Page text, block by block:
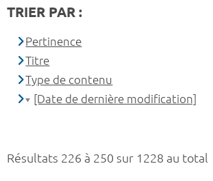
Résultats 226 à 250 sur 1228 au total
TRIER PAR :
Pertinence
Titre
Type de contenu
[Date de dernière modification]